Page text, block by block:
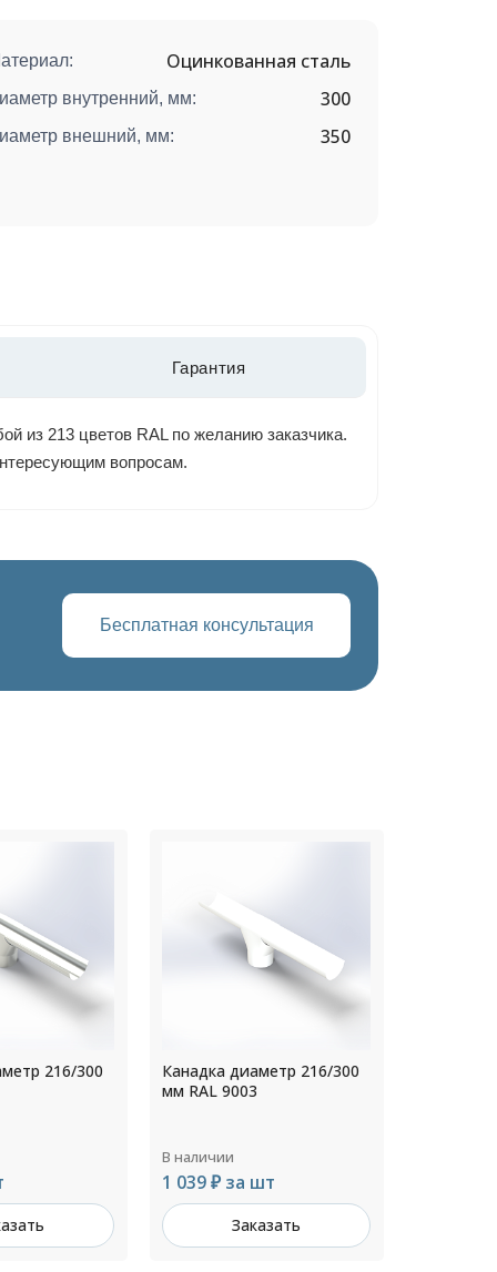
Оцинкованная сталь
внутренний, мм: 300
внешний, мм: 350
Гарантия
из 213 цветов RAL по желанию заказчика.
вопросам.
Бесплатная консультация
216/300
Канадка диаметр 110/200
мм RAL 6002
В наличии
642 ₽ за шт
Заказать